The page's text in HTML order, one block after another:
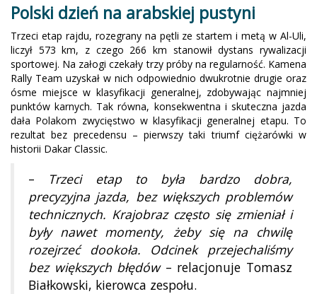
Polski dzień na arabskiej pustyni
Trzeci etap rajdu, rozegrany na pętli ze startem i metą w Al-Uli,
liczył 573 km, z czego 266 km stanowił dystans rywalizacji
sportowej. Na załogi czekały trzy próby na regularność. Kamena
Rally Team uzyskał w nich odpowiednio dwukrotnie drugie oraz
ósme miejsce w klasyfikacji generalnej, zdobywając najmniej
punktów karnych. Tak równa, konsekwentna i skuteczna jazda
dała Polakom zwycięstwo w klasyfikacji generalnej etapu. To
rezultat bez precedensu – pierwszy taki triumf ciężarówki w
historii Dakar Classic.
–
Trzeci etap to była bardzo dobra,
precyzyjna jazda, bez większych problemów
technicznych. Krajobraz często się zmieniał i
były nawet momenty, żeby się na chwilę
rozejrzeć dookoła. Odcinek przejechaliśmy
bez większych błędów– relacjonuje Tomasz
Białkowski, kierowca zespołu.